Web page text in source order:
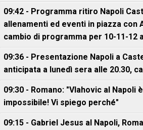
09:42 - Programma ritiro Napoli
allenamenti ed eventi in piazza con
cambio di programma per 10-11-12
09:36 - Presentazione Napoli a
anticipata a lunedì sera alle 20.30,
09:30 - Romano: "Vlahovic al Napoli
impossibile! Vi spiego perché"
09:15 - Gabriel Jesus al Napoli,